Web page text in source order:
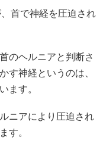
首で神経を圧迫され
のヘルニアと判断さ
す神経というのは、
ます。
ニアにより圧迫され
す。